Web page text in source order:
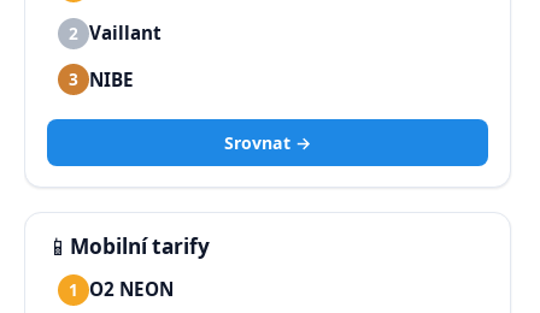
2 Vaillant
3 NIBE
Srovnat →
📱 Mobilní tarify
1 O2 NEON